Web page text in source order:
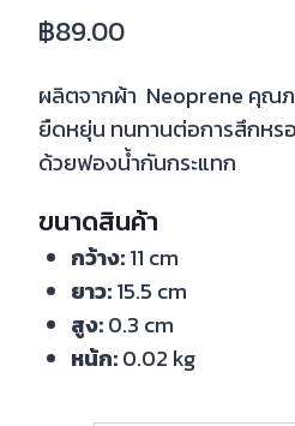
฿89.00
ผลิตจากผ้า Neoprene คุณ
ยืดหยุ่น ทนทานต่อการสึกหร
ด้วยฟองน้ำกันกระแทก
ขนาดสินค้า
กว้าง:11 cm
ยาว:15.5 cm
สูง:0.3 cm
หน้ก:0.02 kg